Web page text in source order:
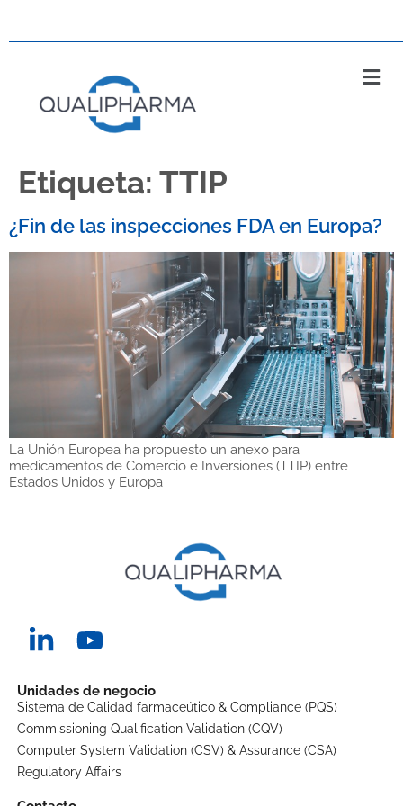
Etiqueta: TTIP
¿Fin de las inspecciones FDA en Europa?
La Unión Europea ha propuesto un anexo para
medicamentos de Comercio e Inversiones (TTIP) entre
Estados Unidos y Europa
Unidades de negocio
Sistema de Calidad farmaceútico & Compliance (PQS)
Commissioning Qualification Validation (CQV)
Computer System Validation (CSV) & Assurance (CSA)
Regulatory Affairs